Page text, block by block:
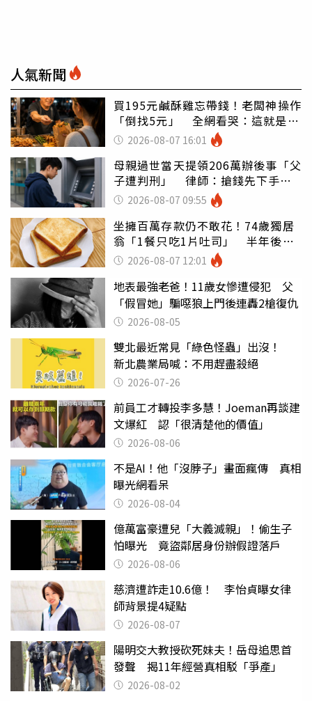
人氣新聞
買195元鹹酥雞忘帶錢！老闆神操作
「倒找5元」 全網看哭：這就是台
灣 2026-08-07 16:01
母親過世當天提領206萬辦後事「父
子遭判刑」 律師：搶錢先下手是
罪 2026-08-07 09:55
坐擁百萬存款仍不敢花！74歲獨居
翁「1餐只吃1片吐司」 半年後暴
瘦嚇壞女兒
2026-08-07 12:01
地表最強老爸！11歲女慘遭侵犯 父
「假冒她」騙噁狼上門後連轟2槍復仇
2026-08-05
雙北最近常見「綠色怪蟲」出沒！
新北農業局喊：不用趕盡殺絕
2026-07-26
前員工才轉投李多慧！Joeman再談建
文爆紅 認「很清楚他的價值」
2026-08-06
不是AI！他「沒脖子」畫面瘋傳 真相
曝光網看呆
2026-08-04
億萬富豪遭兒「大義滅親」！偷生子
怕曝光 竟盜鄰居身份辦假證落戶
2026-08-06
慈濟遭詐走10.6億！ 李怡貞曝女律
師背景提4疑點
2026-08-07
陽明交大教授砍死妹夫！岳母追思首
發聲 揭11年經營真相駁「爭產」
2026-08-02